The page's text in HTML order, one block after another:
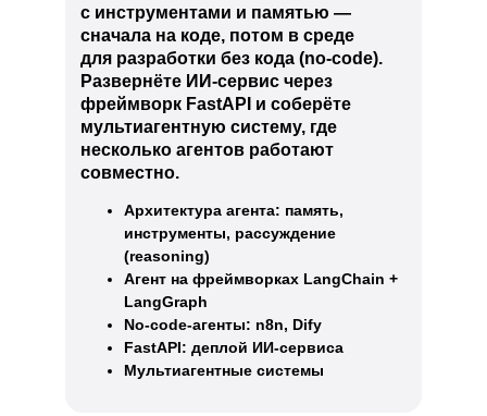
с инструментами и памятью —
сначала на коде, потом в среде
для разработки без кода (no-code).
Развернёте ИИ-сервис через
фреймворк FastAPI и соберёте
мультиагентную систему, где
несколько агентов работают
совместно.
Архитектура агента: память,
инструменты, рассуждение
(reasoning)
Агент на фреймворках LangChain +
LangGraph
No-code-агенты: n8n, Dify
FastAPI: деплой ИИ-сервиса
Мультиагентные системы